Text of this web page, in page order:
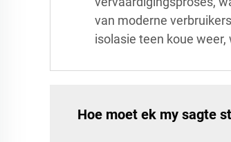
van moderne
isolasie teen koue
Hoe moet ek my sagte